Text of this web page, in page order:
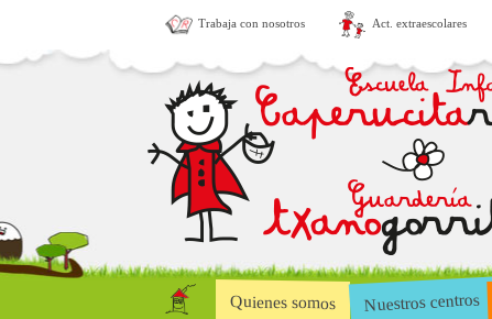
Trabaja con nosotros Act. extraescolares
Quienes somos Nuestros centros